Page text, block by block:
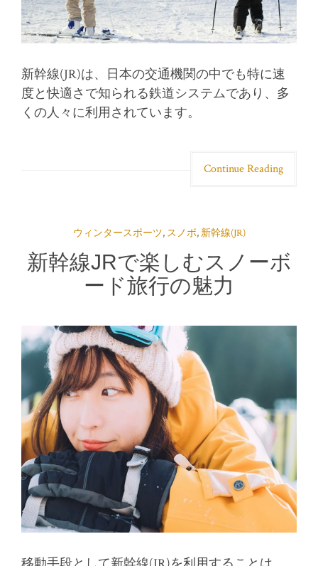
新幹線(JR)は、日本の交通機関の中でも特に速
度と快適さで知られる鉄道システムであり、多
くの人々に利用されています。
Continue Reading
ウィンタースポーツ, スノボ,新幹線(JR)
新幹線JRで楽しむスノーボ
ード旅行の魅力